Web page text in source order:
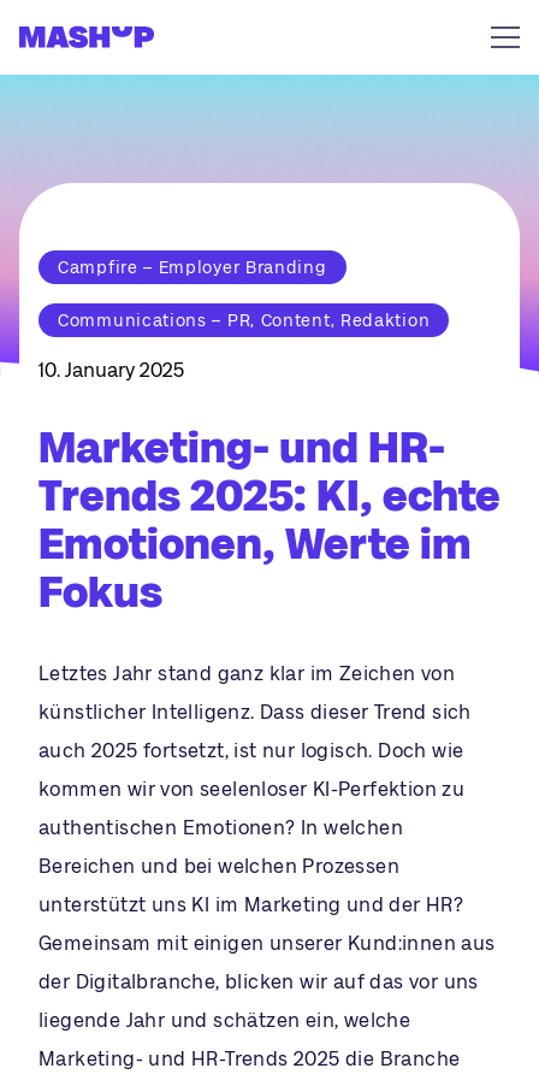
Campfire – Employer Branding
Communications – PR, Content, Redaktion
10. January 2025
Marketing- und HR-
Trends 2025: KI, echte
Emotionen, Werte im
Fokus
Letztes Jahr stand ganz klar im Zeichen von
künstlicher Intelligenz. Dass dieser Trend sich
auch 2025 fortsetzt, ist nur logisch. Doch wie
kommen wir von seelenloser KI-Perfektion zu
authentischen Emotionen? In welchen
Bereichen und bei welchen Prozessen
unterstützt uns KI im Marketing und der HR?
Gemeinsam mit einigen unserer Kund:innen aus
der Digitalbranche, blicken wir auf das vor uns
liegende Jahr und schätzen ein, welche
Marketing- und HR-Trends 2025 die Branche